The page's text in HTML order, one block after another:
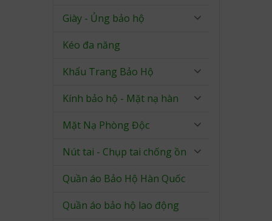
Giày - Ủng bảo hộ
Kéo đa năng
Khẩu Trang Bảo Hộ
Kính bảo hộ - Mặt nạ hàn
Mặt Nạ Phòng Độc
Nút tai - Chụp tai chống ồn
Quần áo Bảo Hộ Hàn Quốc
Quần áo bảo hộ lao động